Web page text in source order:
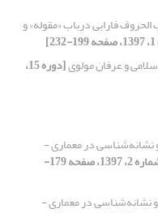
فارابی درباب «مقوله» و
و عرفان مولوی [دوره 15،
و نشانه‌شناسی در معماری -
[دوره 15، شماره 2، 1397، صفحه 179-
و نشانه‌شناسی در معماری -